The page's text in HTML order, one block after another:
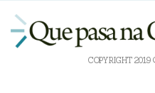
COPYRIGHT 2019